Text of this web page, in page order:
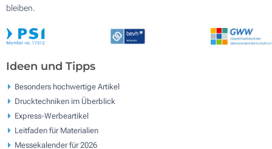
bleiben.
Ideen und Tipps
Besonders hochwertige Artikel
Drucktechniken im Überblick
Express-Werbeartikel
Leitfaden für Materialien
Messekalender für 2026